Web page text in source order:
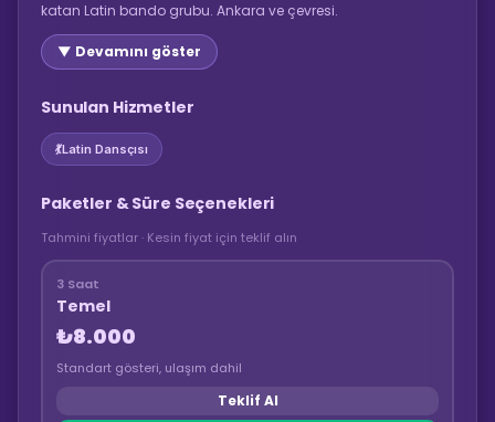
katan Latin bando grubu. Ankara ve çevresi.
▼ Devamını göster
Sunulan Hizmetler
💃Latin Dansçısı
Paketler & Süre Seçenekleri
Tahmini fiyatlar · Kesin fiyat için teklif alın
3 Saat
Temel
₺8.000
Standart gösteri, ulaşım dahil
Teklif Al